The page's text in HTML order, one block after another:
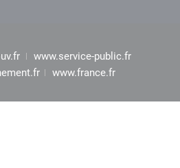
www.service-public.fr
www.france.fr